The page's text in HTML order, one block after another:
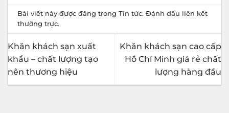
Bài viết này được đăng trongTin tức. Đánh dấu liên kết
thường trực.
Khăn khách sạn xuất
khẩu – chất lượng tạo
nên thương hiệu
Khăn khách sạn cao cấp
Hồ Chí Minh giá rẻ chất
lượng hàng đầu